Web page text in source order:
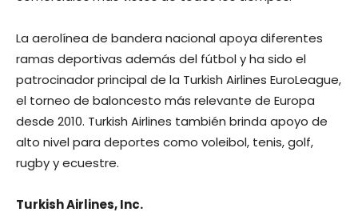
La aerolínea de bandera nacional apoya diferentes
ramas deportivas además del fútbol y ha sido el
patrocinador principal de la Turkish Airlines EuroLeague,
el torneo de baloncesto más relevante de Europa
desde 2010. Turkish Airlines también brinda apoyo de
alto nivel para deportes como voleibol, tenis, golf,
rugby y ecuestre.
Turkish Airlines, Inc.